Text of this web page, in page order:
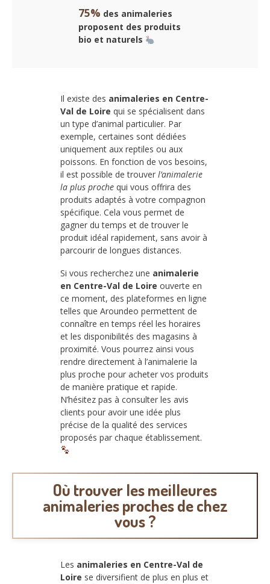
75% des animaleries
proposent des produits
bio et naturels
Il existe des animaleries en Centre-
Val de Loire qui se spécialisent dans
un type d’animal particulier. Par
exemple, certaines sont dédiées
uniquement aux reptiles ou aux
poissons. En fonction de vos besoins,
il est possible de trouver l’animalerie
la plus proche qui vous offrira des
produits adaptés à votre compagnon
spécifique. Cela vous permet de
gagner du temps et de trouver le
produit idéal rapidement, sans avoir à
parcourir de longues distances.
Si vous recherchez une animalerie
en Centre-Val de Loire ouverte en
ce moment, des plateformes en ligne
telles que Aroundeo permettent de
connaître en temps réel les horaires
et les disponibilités des magasins à
proximité. Vous pourrez ainsi vous
rendre directement à l’animalerie la
plus proche pour acheter vos produits
de manière pratique et rapide.
N’hésitez pas à consulter les avis
clients pour avoir une idée plus
précise de la qualité des services
proposés par chaque établissement.
Où trouver les meilleures
animaleries proches de chez
vous ?
Les animaleries en Centre-Val de
Loire se diversifient de plus en plus et